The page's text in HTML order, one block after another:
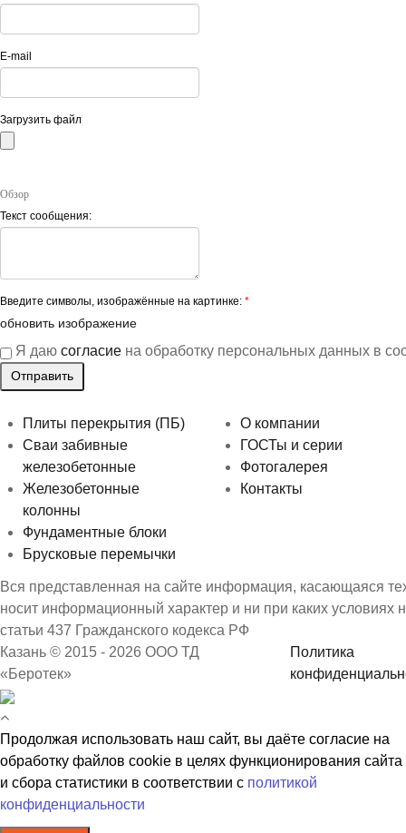
E-mail
Загрузить файл
Обзор
Текст сообщения:
Введите символы, изображённые на картинке: *
обновить изображение
Я даю согласие на обработку персональных данных в
Плиты перекрытия (ПБ)
Сваи забивные
железобетонные
Железобетонные
колонны
Фундаментные блоки
Брусковые перемычки
О компании
ГОСТы и серии
Фотогалерея
Контакты
Вся представленная на сайте информация, касающаяся
носит информационный характер и ни при каких
статьи 437 Гражданского кодекса РФ
Казань © 2015 - 2026 ООО ТД
«Беротек»
Политика
Продолжая использовать наш сайт, вы даёте согласие на
обработку файлов cookie в целях функционирования сайта
и сбора статистики в соответствии с политикой
конфиденциальности